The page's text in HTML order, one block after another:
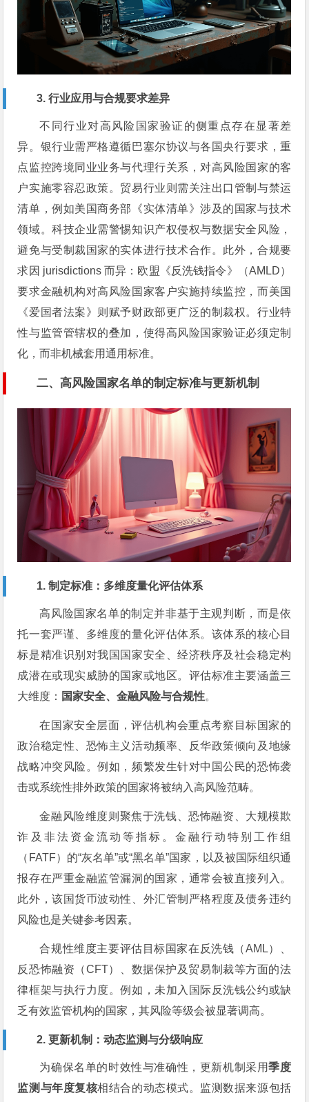
3. 行业应用与合规要求差异
不同行业对高风险国家验证的侧重点存在显著差
异。银行业需严格遵循巴塞尔协议与各国央行要求，重
点监控跨境同业业务与代理行关系，对高风险国家的客
户实施零容忍政策。贸易行业则需关注出口管制与禁运
清单，例如美国商务部《实体清单》涉及的国家与技术
领域。科技企业需警惕知识产权侵权与数据安全风险，
避免与受制裁国家的实体进行技术合作。此外，合规要
求因 jurisdictions 而异：欧盟《反洗钱指令》（AMLD）
要求金融机构对高风险国家客户实施持续监控，而美国
《爱国者法案》则赋予财政部更广泛的制裁权。行业特
性与监管管辖权的叠加，使得高风险国家验证必须定制
化，而非机械套用通用标准。
二、高风险国家名单的制定标准与更新机制
1. 制定标准：多维度量化评估体系
高风险国家名单的制定并非基于主观判断，而是依
托一套严谨、多维度的量化评估体系。该体系的核心目
标是精准识别对我国国家安全、经济秩序及社会稳定构
成潜在或现实威胁的国家或地区。评估标准主要涵盖三
大维度： 国家安全、金融风险与合规性。
在国家安全层面，评估机构会重点考察目标国家的
政治稳定性、恐怖主义活动频率、反华政策倾向及地缘
战略冲突风险。例如，频繁发生针对中国公民的恐怖袭
击或系统性排外政策的国家将被纳入高风险范畴。
金融风险维度则聚焦于洗钱、恐怖融资、大规模欺
诈及非法资金流动等指标。金融行动特别工作组
（FATF）的“灰名单”或“黑名单”国家，以及被国际组织通
报存在严重金融监管漏洞的国家，通常会被直接列入。
此外，该国货币波动性、外汇管制严格程度及债务违约
风险也是关键参考因素。
合规性维度主要评估目标国家在反洗钱（AML）、
反恐怖融资（CFT）、数据保护及贸易制裁等方面的法
律框架与执行力度。例如，未加入国际反洗钱公约或缺
乏有效监管机构的国家，其风险等级会被显著调高。
2. 更新机制：动态监测与分级响应
为确保名单的时效性与准确性，更新机制采用季度
监测与年度复核相结合的动态模式。监测数据来源包括